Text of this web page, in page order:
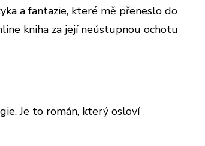
a fantazie, které mě přeneslo do
kniha za její neústupnou ochotu
Je to román, který osloví